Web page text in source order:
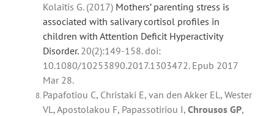
Kolaitis G. (2017) Mothers’ parenting stress is
associated with salivary cortisol profiles in
children with Attention Deficit Hyperactivity
Disorder.20(2):149-158. doi:
10.1080/10253890.2017.1303472. Epub 2017
Mar 28.
Papafotiou C, Christaki E, van den Akker EL, Wester
VL, Apostolakou F, Papassotiriou I, Chrousos GP,